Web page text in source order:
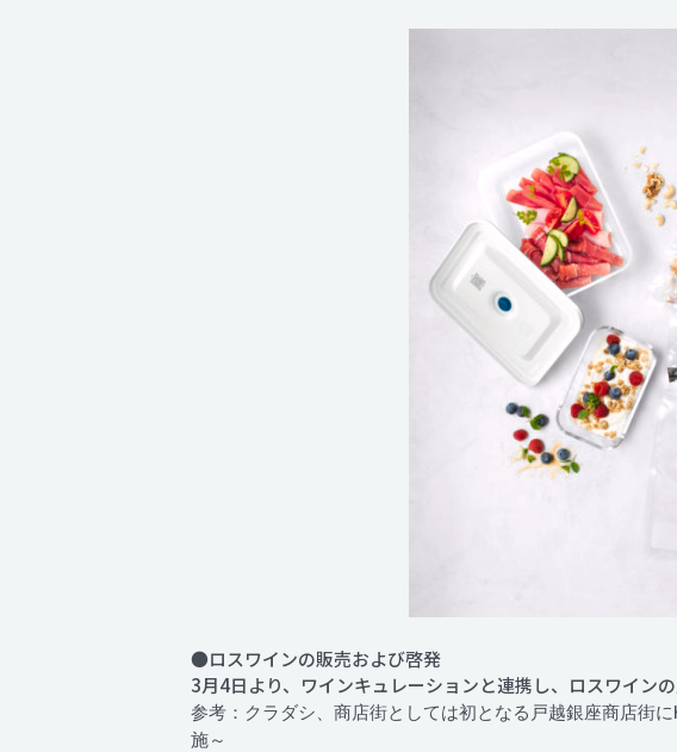
●ロスワインの販売および啓発
3月4日より、ワインキュレーションと連携し、ロスワインの
参考：クラダシ、商店街としては初となる戸越銀座商店街
施～